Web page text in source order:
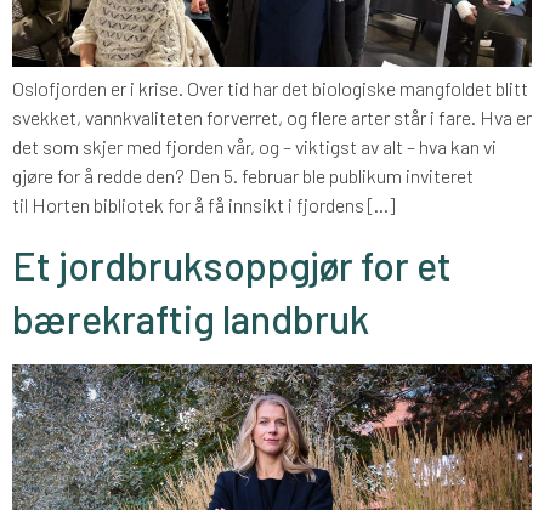
Oslofjorden er i krise. Over tid har det biologiske mangfoldet blitt
svekket, vannkvaliteten forverret, og flere arter står i fare. Hva er
det som skjer med fjorden vår, og – viktigst av alt – hva kan vi
gjøre for å redde den? Den 5. februar ble publikum inviteret
til Horten bibliotek for å få innsikt i fjordens […]
Et jordbruksoppgjør for et
bærekraftig landbruk